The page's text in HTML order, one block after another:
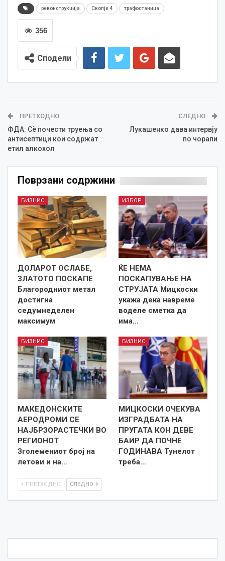
реконструкција Скопје 4 трафостаница
356
Сподели
ПРЕТХОДНО
ФДА: Сè почести труења со
антисептици кои содржат
етил алкохол
СЛЕДНО
Лукашенко дава интервју
по чорапи
Поврзани содржини
БИЗНИС
ДОЛАРОТ ОСЛАБЕ,
ЗЛАТОТО ПОСКАПЕ
Благородниот метал
достигна
седумнеделен
максимум
ИЗБОР
ЌЕ НЕМА
ПОСКАПУВАЊЕ НА
СТРУЈАТА Мицкоски
укажа дека навреме
воделе сметка да
има…
БИЗНИС
МАКЕДОНСКИТЕ
АЕРОДРОМИ СЕ
НАЈБРЗОРАСТЕЧКИ ВО
РЕГИОНОТ
Зголемениот број на
летови и на…
БИЗНИС
МИЦКОСКИ ОЧЕКУВА
ИЗГРАДБАТА НА
ПРУГАТА КОН ДЕВЕ
БАИР ДА ПОЧНЕ
ГОДИНАВА Тунелот
треба…
ПРЕТХОДНО СЛЕДНО